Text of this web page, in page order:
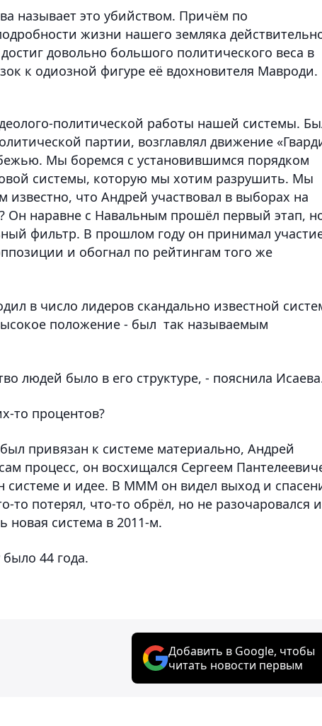
называет это убийством. Причём по
жизни нашего земляка
довольно большого политического веса в
к одиозной фигуре её вдохновителя Мавроди.
политической работы нашей системы.
партии, возглавлял движение
Мы боремся с установившимся порядком
системы, которую мы хотим разрушить. Мы
что Андрей участвовал в выборах на
Он наравне с Навальным прошёл первый этап,
фильтр. В прошлом году он принимал
и обогнал по рейтингам того же
в число лидеров скандально известной
положение - был так называемым
людей было в его структуре, - пояснила
то процентов?
привязан к системе материально, Андрей
процесс, он восхищался Сергеем
системе и идее. В МММ он видел выход и
потерял, что-то обрёл, но не разочаровался и
новая система в 2011-м.
44 года.
Добавить в Google, чтобы
читать новости первым